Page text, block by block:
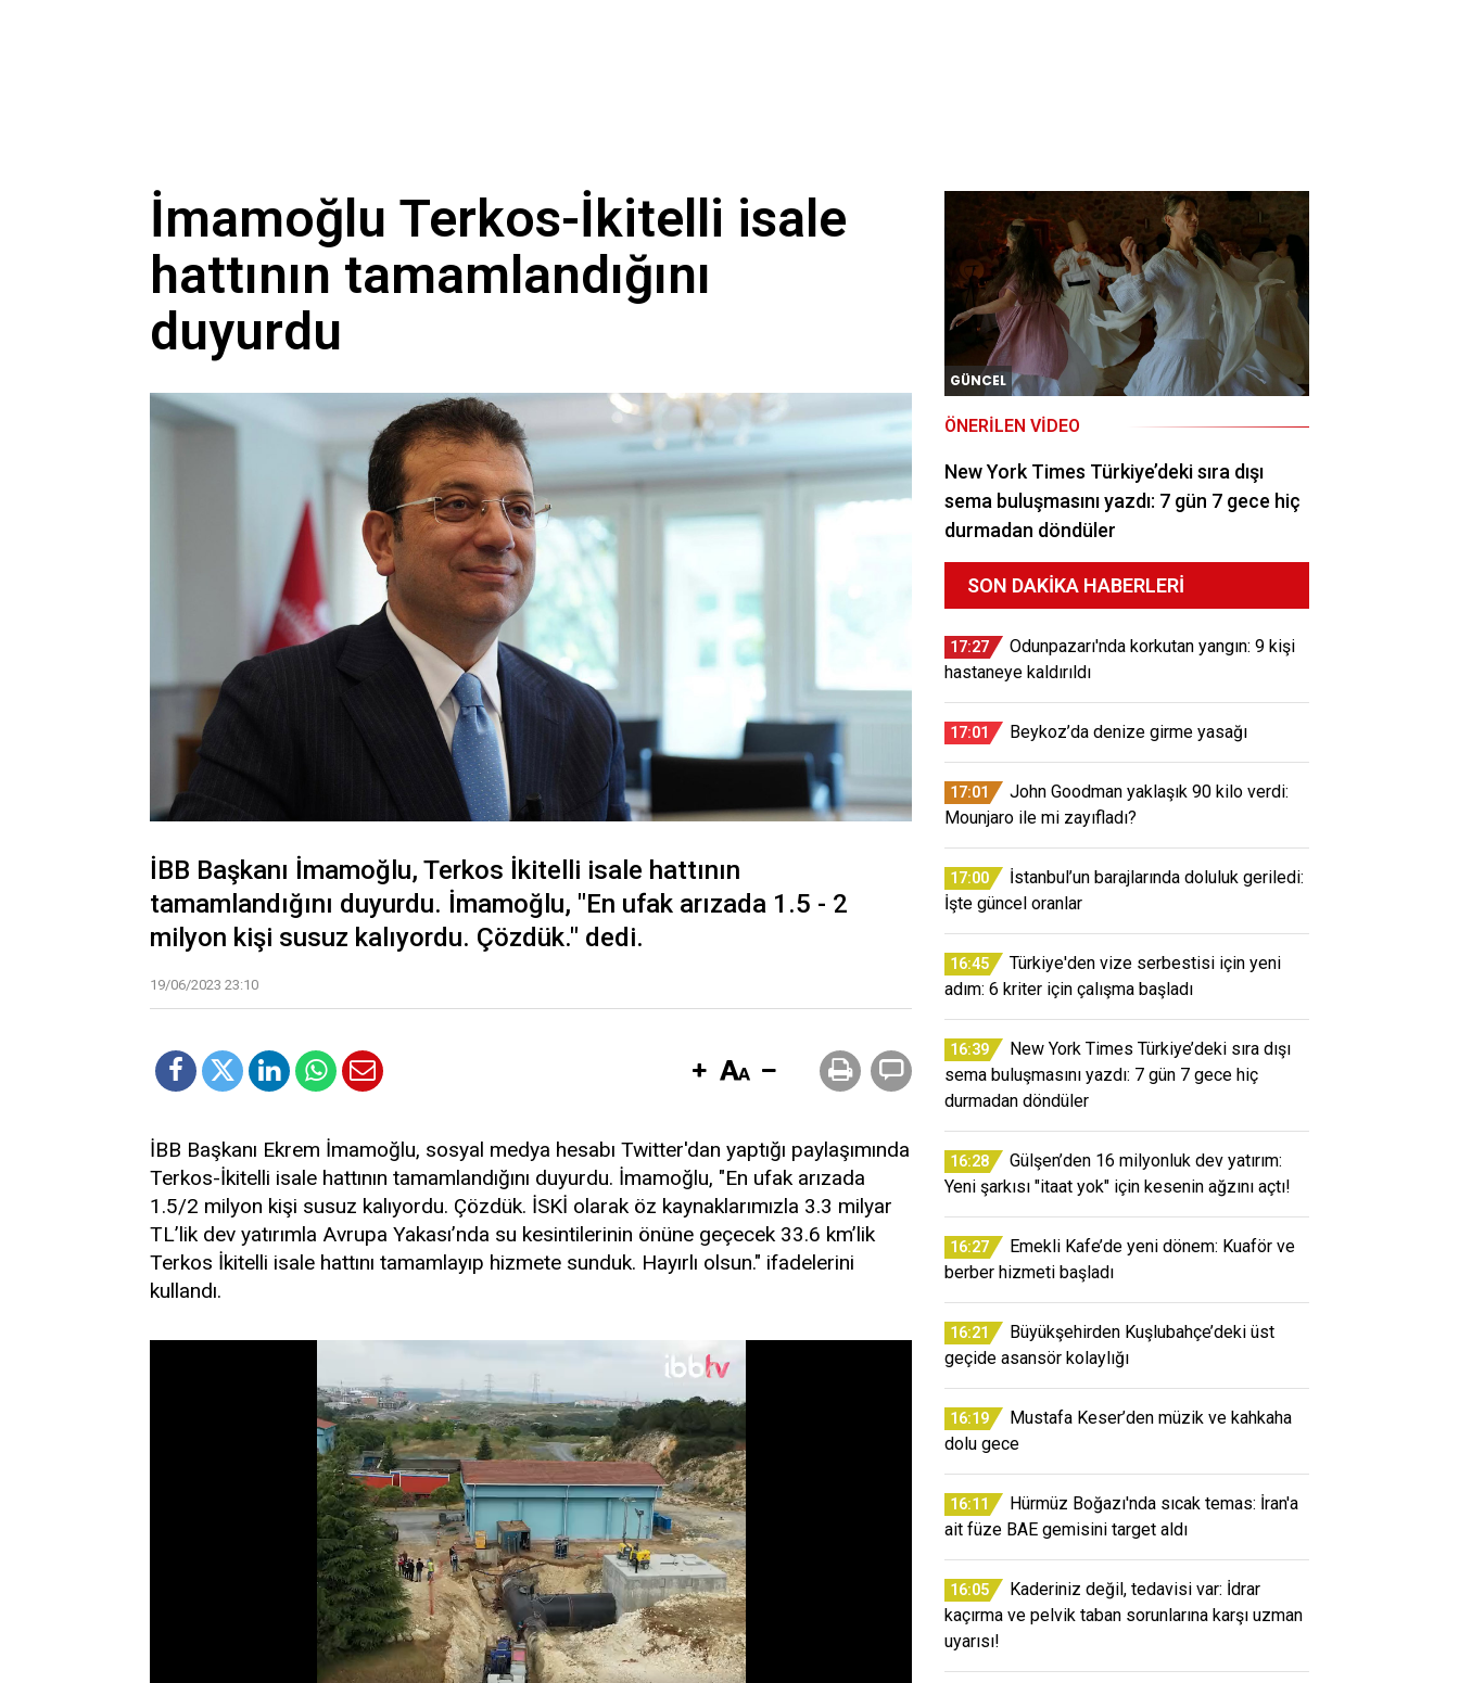
İmamoğlu Terkos-İkitelli isale
hattının tamamlandığını
duyurdu
İBB Başkanı İmamoğlu, Terkos İkitelli isale hattının
tamamlandığını duyurdu. İmamoğlu, "En ufak arızada 1.5 - 2
milyon kişi susuz kalıyordu. Çözdük." dedi.
19/06/2023 23:10
İBB Başkanı Ekrem İmamoğlu, sosyal medya hesabı Twitter'dan yaptığı paylaşımında
Terkos-İkitelli isale hattının tamamlandığını duyurdu. İmamoğlu, "En ufak arızada
1.5/2 milyon kişi susuz kalıyordu. Çözdük. İSKİ olarak öz kaynaklarımızla 3.3 milyar
TL’lik dev yatırımla Avrupa Yakası’nda su kesintilerinin önüne geçecek 33.6 km’lik
Terkos İkitelli isale hattını tamamlayıp hizmete sunduk. Hayırlı olsun." ifadelerini
kullandı.
GÜNCEL
ÖNERILEN VIDEO
New York Times Türkiye’deki sıra dışı
sema buluşmasını yazdı: 7 gün 7 gece hiç
durmadan döndüler
SON DAKIKA HABERLERI
17:27
Odunpazarı'nda korkutan yangın: 9 kişi
hastaneye kaldırıldı
17:01 Beykoz’da denize girme yasağı
17:01
John Goodman yaklaşık 90 kilo verdi:
Mounjaro ile mi zayıfladı?
17:00
İstanbul’un barajlarında doluluk geriledi:
İşte güncel oranlar
16:45
Türkiye'den vize serbestisi için yeni
adım: 6 kriter için çalışma başladı
16:39
New York Times Türkiye’deki sıra dışı
sema buluşmasını yazdı: 7 gün 7 gece hiç
durmadan döndüler
16:28
Gülşen’den 16 milyonluk dev yatırım:
Yeni şarkısı "itaat yok" için kesenin ağzını açtı!
16:27
Emekli Kafe’de yeni dönem: Kuaför ve
berber hizmeti başladı
16:21
Büyükşehirden Kuşlubahçe’deki üst
geçide asansör kolaylığı
16:19
Mustafa Keser’den müzik ve kahkaha
dolu gece
16:11
Hürmüz Boğazı'nda sıcak temas: İran'a
ait füze BAE gemisini target aldı
16:05
Kaderiniz değil, tedavisi var: İdrar
kaçırma ve pelvik taban sorunlarına karşı uzman
uyarısı!